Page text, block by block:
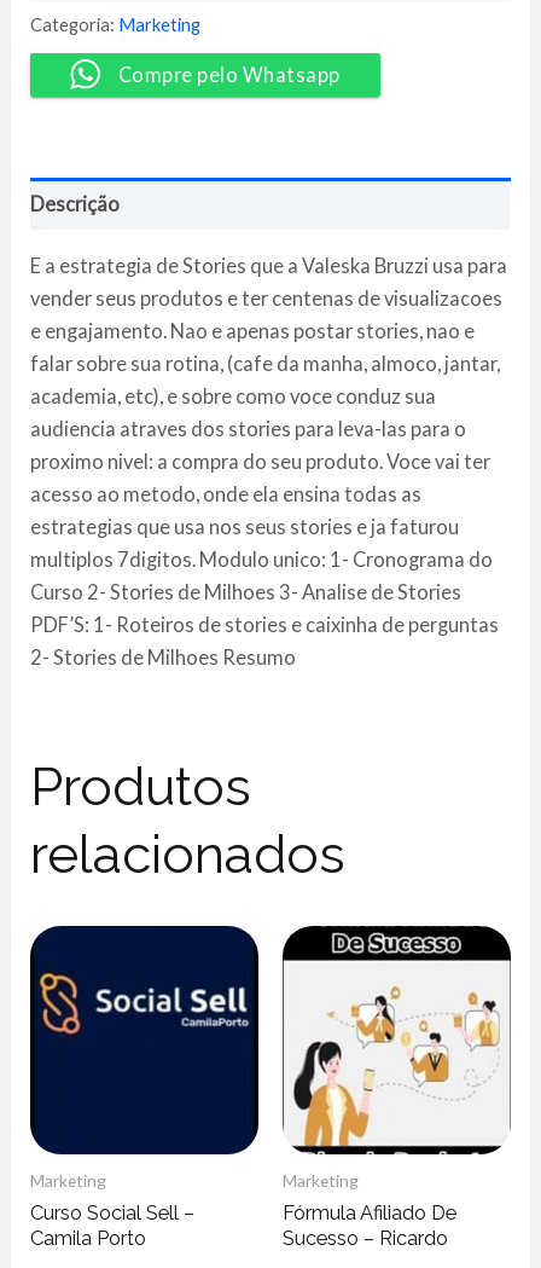
Milhões
-
Valeska
Bruzzi
Categoria: Marketing
Compre pelo Whatsapp
Descrição
E a estrategia de Stories que a Valeska Bruzzi usa para
vender seus produtos e ter centenas de visualizacoes
e engajamento. Nao e apenas postar stories, nao e
falar sobre sua rotina, (cafe da manha, almoco, jantar,
academia, etc), e sobre como voce conduz sua
audiencia atraves dos stories para leva-las para o
proximo nivel: a compra do seu produto. Voce vai ter
acesso ao metodo, onde ela ensina todas as
estrategias que usa nos seus stories e ja faturou
multiplos 7digitos. Modulo unico: 1- Cronograma do
Curso 2- Stories de Milhoes 3- Analise de Stories
PDF’S: 1- Roteiros de stories e caixinha de perguntas
2- Stories de Milhoes Resumo
Produtos
relacionados
Marketing
Curso Social Sell –
Camila Porto
Marketing
Fórmula Afiliado De
Sucesso – Ricardo